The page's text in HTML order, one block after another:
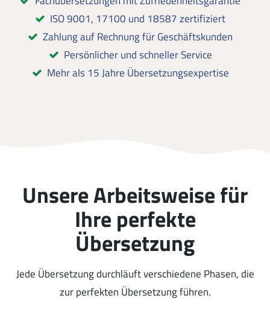
ISO 9001, 17100 und 18587 zertifiziert
Zahlung auf Rechnung für Geschäftskunden
Persönlicher und schneller Service
Mehr als 15 Jahre Übersetzungsexpertise
Unsere Arbeitsweise für
Ihre perfekte
Übersetzung
Jede Übersetzung durchläuft verschiedene Phasen, die
zur perfekten Übersetzung führen.